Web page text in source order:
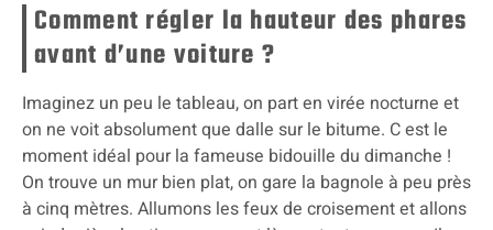
Comment régler la hauteur des phares
avant d’une voiture ?
Imaginez un peu le tableau, on part en virée nocturne et
on ne voit absolument que dalle sur le bitume. C est le
moment idéal pour la fameuse bidouille du dimanche !
On trouve un mur bien plat, on gare la bagnole à peu près
à cinq mètres. Allumons les feux de croisement et allons